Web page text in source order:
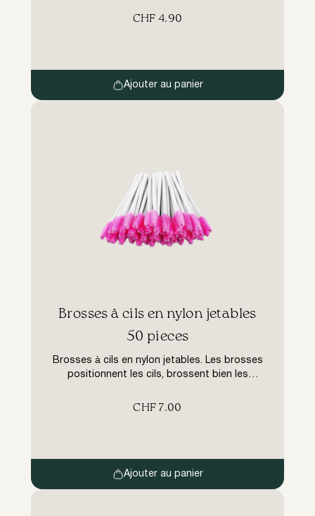
grande délicatesse, sans endommager le lien
CHF 4.90
Ajouter au panier
​Brosses à cils en nylon jetables
50 pieces
Brosses à cils en nylon jetables. Les brosses
positionnent les cils, brossent bien les
être utilisées pour appliquer des
CHF 7.00
Ajouter au panier